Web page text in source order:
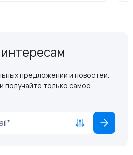
предложений и новостей.
получайте только самое